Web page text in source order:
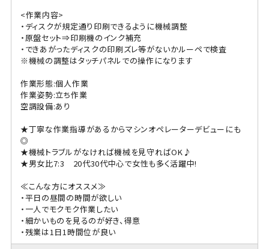
<作業内容>
・ディスクが規定通り印刷できるように機械調整
・原盤セット⇒印刷機のインク補充
・できあがったディスクの印刷ズレ等がないかルーペで検査
※機械の調整はタッチパネルでの操作になります
作業形態:個人作業
作業姿勢:立ち作業
空調設備:あり
★丁寧な作業指導があるからマシンオペレーターデビューにも
◎
★機械トラブルがなければ機械を見守ればOK♪
★男女比7:3 20代30代中心で女性も多く活躍中!
≪こんな方にオススメ≫
・平日の昼間の時間が欲しい
・一人でモクモク作業したい
・細かいものを見るのが好き、得意
・残業は1日1時間位が良い